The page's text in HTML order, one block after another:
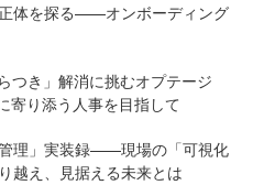
正体を探る——オンボーディング
つき」解消に挑むオプテージ
寄り添う人事を目指して
理」実装録——現場の「可視化
越え、見据える未来とは